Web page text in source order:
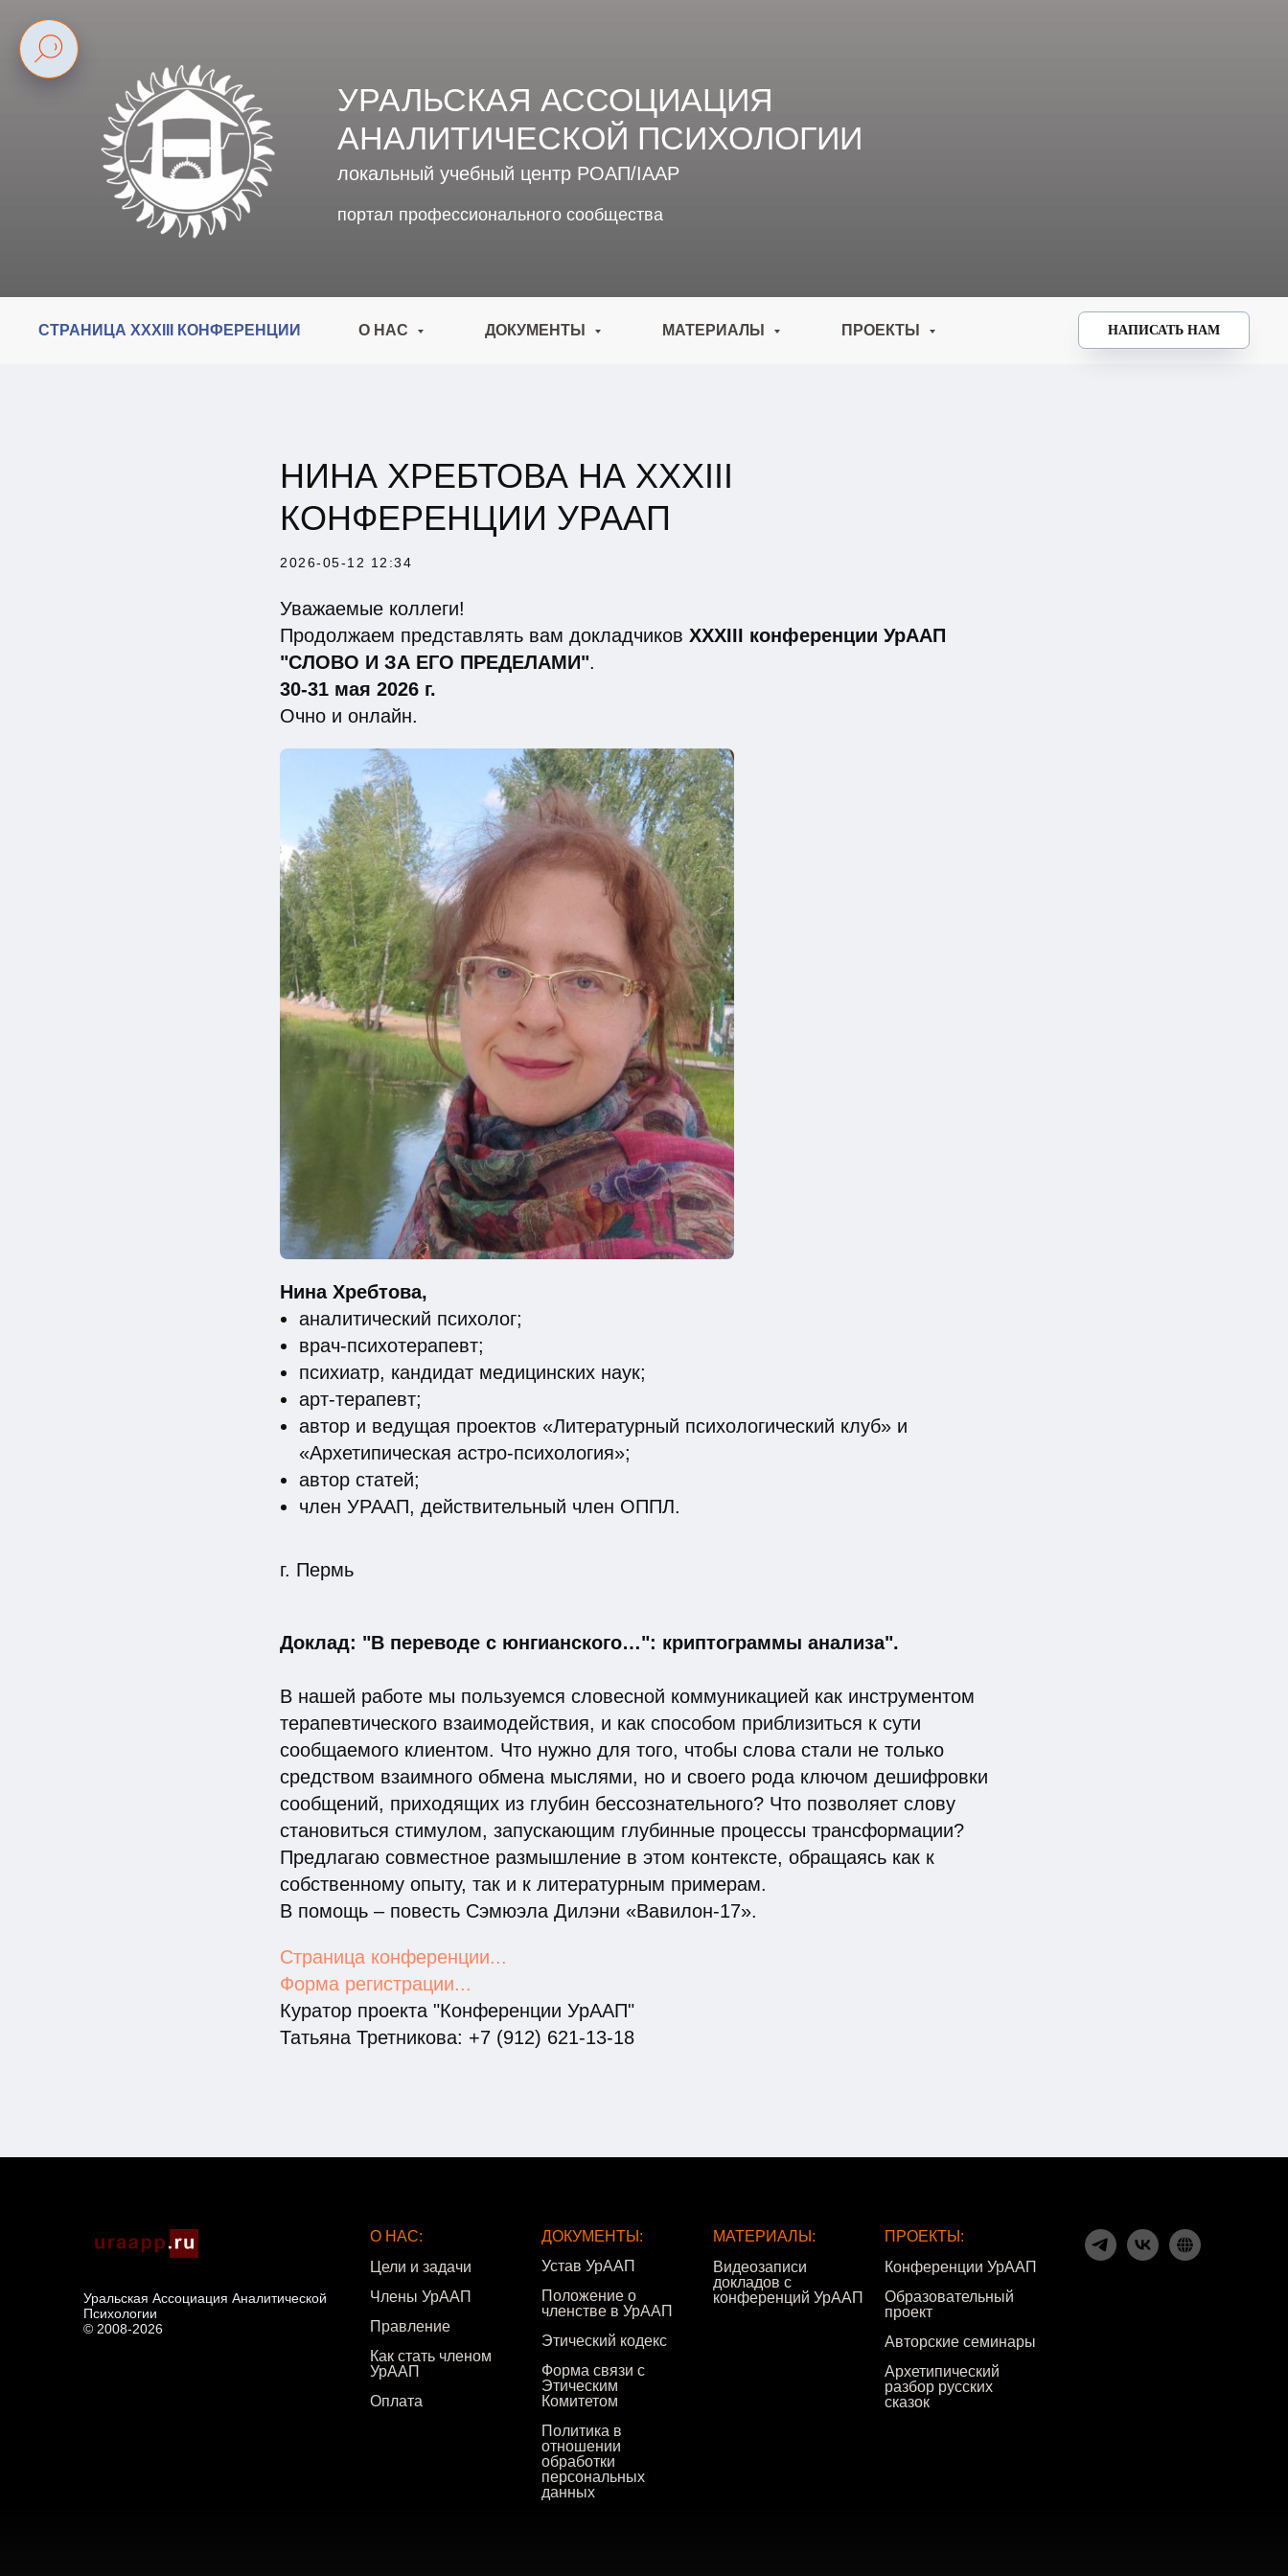
УРАЛЬСКАЯ АССОЦИАЦИЯ
АНАЛИТИЧЕСКОЙ ПСИХОЛОГИИ
портал профессионального сообщества
локальный учебный центр РОАП/IAAP
СТРАНИЦА XXXIII КОНФЕРЕНЦИИ О НАС ДОКУМЕНТЫ МАТЕРИАЛЫ ПРОЕКТЫ НАПИСАТЬ НАМ
НИНА ХРЕБТОВА НА XXXIII
КОНФЕРЕНЦИИ УРААП
2026-05-12 12:34
Уважаемые коллеги!
Продолжаем представлять вам докладчиков XXXIII конференции УрААП
"СЛОВО И ЗА ЕГО ПРЕДЕЛАМИ".
30-31 мая 2026 г.
Очно и онлайн.
Нина Хребтова,
аналитический психолог;
врач-психотерапевт;
психиатр, кандидат медицинских наук;
арт-терапевт;
автор и ведущая проектов «Литературный психологический клуб» и
«Архетипическая астро-психология»;
автор статей;
член УРААП, действительный член ОППЛ.
г. Пермь
Доклад: "В переводе с юнгианского…": криптограммы анализа".
В нашей работе мы пользуемся словесной коммуникацией как инструментом
терапевтического взаимодействия, и как способом приблизиться к сути
сообщаемого клиентом. Что нужно для того, чтобы слова стали не только
средством взаимного обмена мыслями, но и своего рода ключом дешифровки
сообщений, приходящих из глубин бессознательного? Что позволяет слову
становиться стимулом, запускающим глубинные процессы трансформации?
Предлагаю совместное размышление в этом контексте, обращаясь как к
собственному опыту, так и к литературным примерам.
В помощь – повесть Сэмюэла Дилэни «Вавилон-17».
Страница конференции...
Форма регистрации...
Куратор проекта "Конференции УрААП"
Татьяна Третникова: +7 (912) 621-13-18
Уральская Ассоциация Аналитической
Психологии
© 2008-2026
О НАС:
Цели и задачи
Члены УрААП
Правление
Как стать членом
УрААП
Оплата
ДОКУМЕНТЫ:
Устав УрААП
Положение о
членстве в УрААП
Этический кодекс
Форма связи с
Этическим
Комитетом
Политика в
отношении
обработки
персональных
данных
МАТЕРИАЛЫ:
Видеозаписи
докладов с
конференций УрААП
ПРОЕКТЫ:
Конференции УрААП
Образовательный
проект
Авторские семинары
Архетипический
разбор русских
сказок